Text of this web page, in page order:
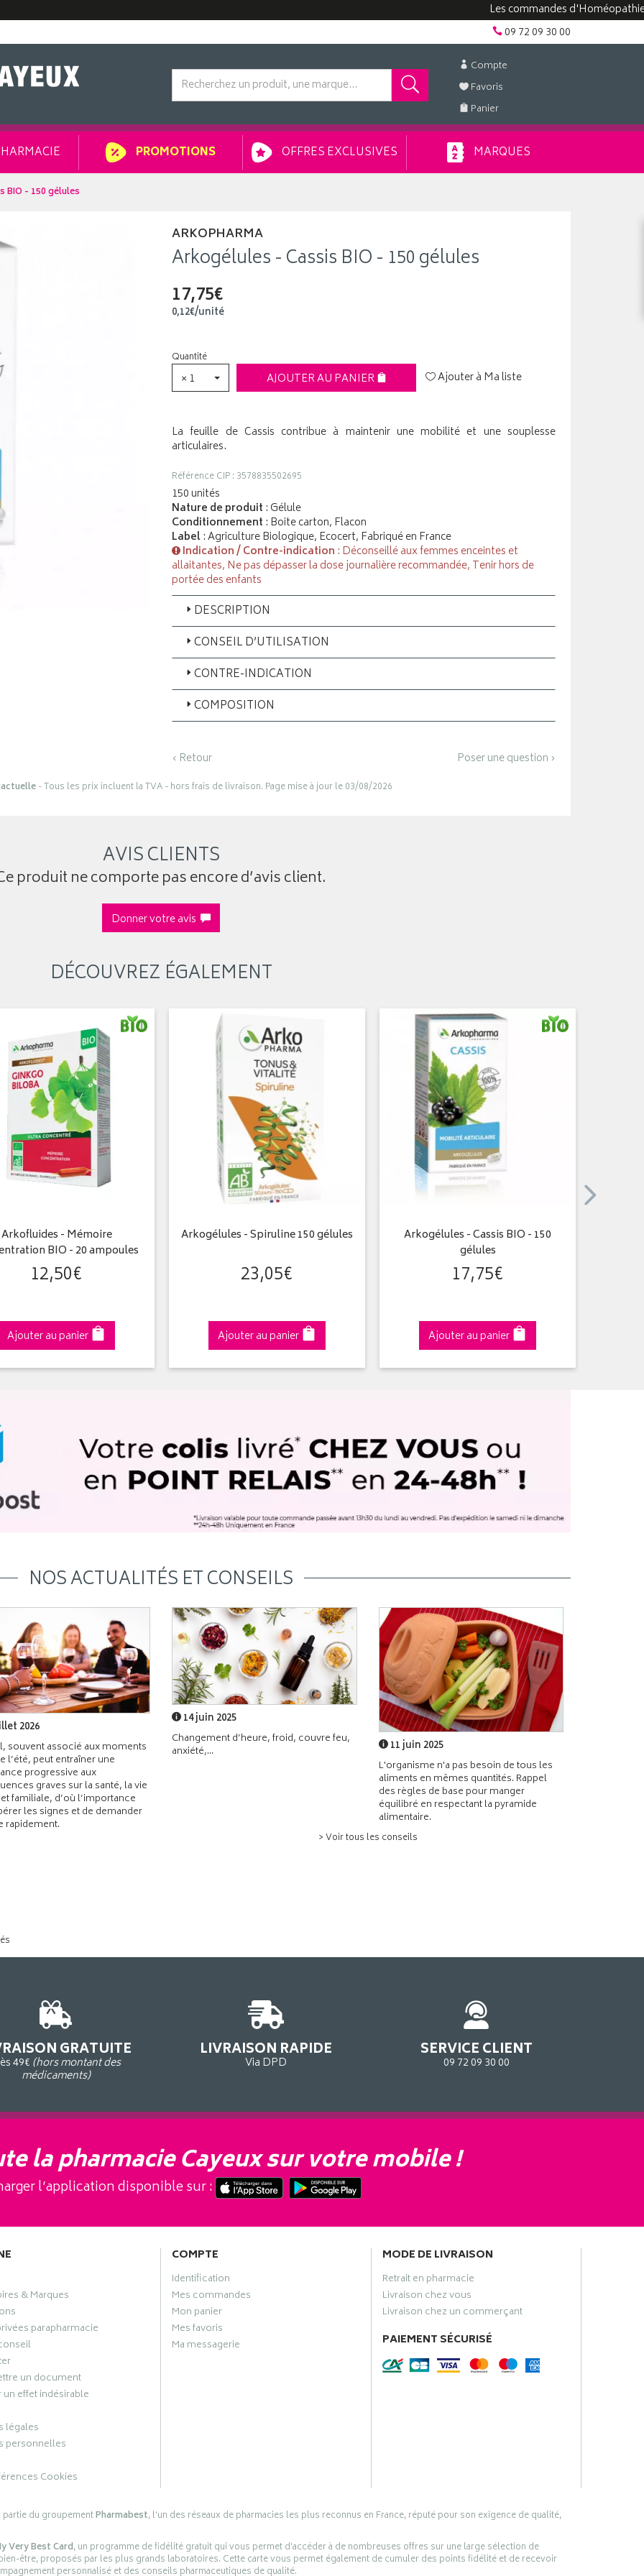
Les commandes d'Homéopathie
09 72 09 30 00
Compte
Favoris
Panier
PROMOTIONS OFFRES EXCLUSIVES MARQUES
BIO - 150 gélules
ARKOPHARMA
Arkogélules - Cassis BIO - 150 gélules
17,75€
0,12€/unité
Quantité
× 1 AJOUTER AU PANIER Ajouter à Ma liste
La feuille de Cassis contribue à maintenir une mobilité et une souplesse
articulaires.
Référence CIP : 3578835502695
150 unités
Nature de produit : Gélule
Conditionnement : Boite carton, Flacon
Label: Agriculture Biologique, Ecocert, Fabriqué en France
Indication / Contre-indication : Déconseillé aux femmes enceintes et
allaitantes, Ne pas dépasser la dose journalière recommandée, Tenir hors de
portée des enfants
DESCRIPTION
CONSEIL D’UTILISATION
CONTRE-INDICATION
COMPOSITION
‹ Retour Poser une question ›
- Tous les prix incluent la TVA - hors frais de livraison. Page mise à jour le 03/08/2026
AVIS CLIENTS
produit ne comporte pas encore d’avis client.
Donner votre avis
DÉCOUVREZ ÉGALEMENT
Arkofluides - Mémoire
BIO - 20 ampoules
12,50€
Ajouter au panier
Arkogélules - Spiruline 150 gélules
23,05€
Ajouter au panier
Arkogélules - Cassis BIO - 150
gélules
17,75€
Ajouter au panier
NOS ACTUALITÉS ET CONSEILS
2026
souvent associé aux moments
l’été, peut entraîner une
progressive aux
graves sur la santé, la vie
familiale, d’où l’importance
les signes et de demander
rapidement.
14 juin 2025
Changement d’heure, froid, couvre feu,
anxiété,...
11 juin 2025
L'organisme n'a pas besoin de tous les
aliments en mêmes quantités. Rappel
des règles de base pour manger
équilibré en respectant la pyramide
alimentaire.
> Voir tous les conseils
GRATUITE
49€(hors montant des
médicaments)
LIVRAISON RAPIDE
Via DPD
SERVICE CLIENT
09 72 09 30 00
la pharmacie Cayeux sur votre mobile !
l’application disponible sur :
& Marques
parapharmacie
un document
effet indésirable
légales
personnelles
Cookies
COMPTE
Identification
Mes commandes
Mon panier
Mes favoris
Ma messagerie
MODE DE LIVRAISON
Retrait en pharmacie
Livraison chez vous
Livraison chez un commerçant
PAIEMENT SÉCURISÉ
du groupementPharmabest, l’un des réseaux de pharmacies les plus reconnus en France, réputé pour son exigence de qualité,
Very Best Card, un programme de fidélité gratuit qui vous permet d’accéder à de nombreuses offres sur une large sélection de
être, proposés par les plus grands laboratoires. Cette carte vous permet également de cumuler des points fidélité et de recevoir
personnalisé et des conseils pharmaceutiques de qualité.